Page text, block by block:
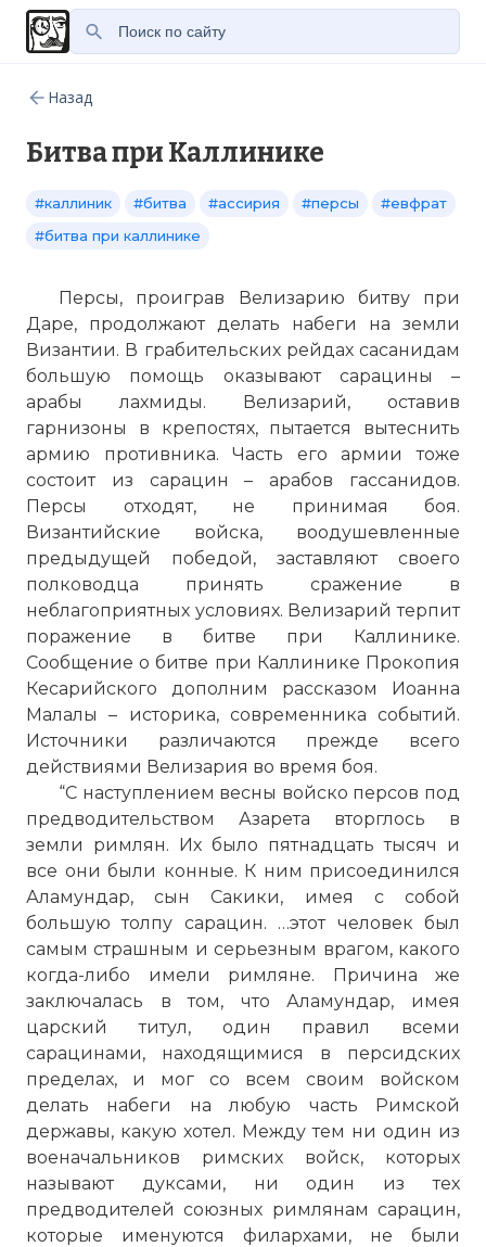
Назад
Битва при Каллинике
#каллиник #битва #ассирия #персы
#евфрат
#битва при каллинике
Персы, проиграв Велизарию битву при
Даре, продолжают делать набеги на земли
Византии. В грабительских рейдах сасанидам
большую помощь оказывают сарацины –
арабы лахмиды. Велизарий, оставив
гарнизоны в крепостях, пытается вытеснить
армию противника. Часть его армии тоже
состоит из сарацин – арабов гассанидов.
Персы отходят, не принимая боя.
Византийские войска, воодушевленные
предыдущей победой, заставляют своего
полководца принять сражение в
неблагоприятных условиях. Велизарий терпит
поражение в битве при Каллинике.
Сообщение о битве при Каллинике Прокопия
Кесарийского дополним рассказом Иоанна
Малалы – историка, современника событий.
Источники различаются прежде всего
действиями Велизария во время боя.
“С наступлением весны войско персов под
предводительством Азарета вторглось в
земли римлян. Их было пятнадцать тысяч и
все они были конные. К ним присоединился
Аламундар, сын Сакики, имея с собой
большую толпу сарацин. …этот человек был
самым страшным и серьезным врагом, какого
когда-либо имели римляне. Причина же
заключалась в том, что Аламундар, имея
царский титул, один правил всеми
сарацинами, находящимися в персидских
пределах, и мог со всем своим войском
делать набеги на любую часть Римской
державы, какую хотел. Между тем ни один из
военачальников римских войск, которых
называют дуксами, ни один из тех
предводителей союзных римлянам сарацин,
которые именуются филархами, не были